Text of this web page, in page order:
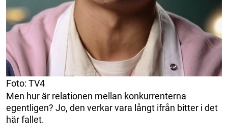
Foto: TV4
Men hur är relationen mellan konkurrenterna
egentligen? Jo, den verkar vara långt ifrån bitter i det
här fallet.